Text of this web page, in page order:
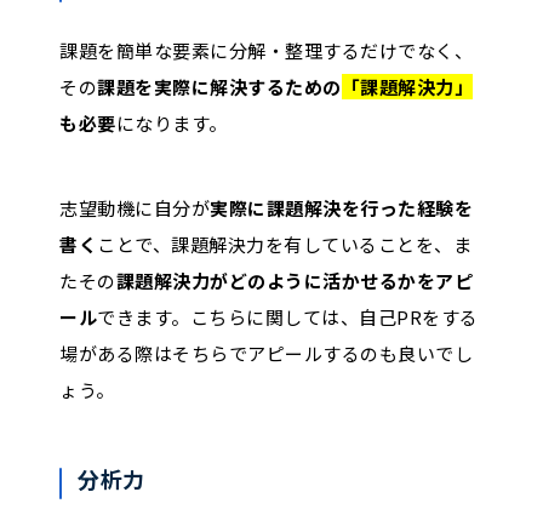
課題を簡単な要素に分解・整理するだけでなく、
その課題を実際に解決するための 「課題解決力」
も必要になります。
志望動機に自分が実際に課題解決を行った経験を
書く ことで、課題解決力を有していることを、ま
たその課題解決力がどのように活かせるかをアピ
ールできます。こちらに関しては、自己PRをする
場がある際はそちらでアピールするのも良いでし
ょう。
分析力